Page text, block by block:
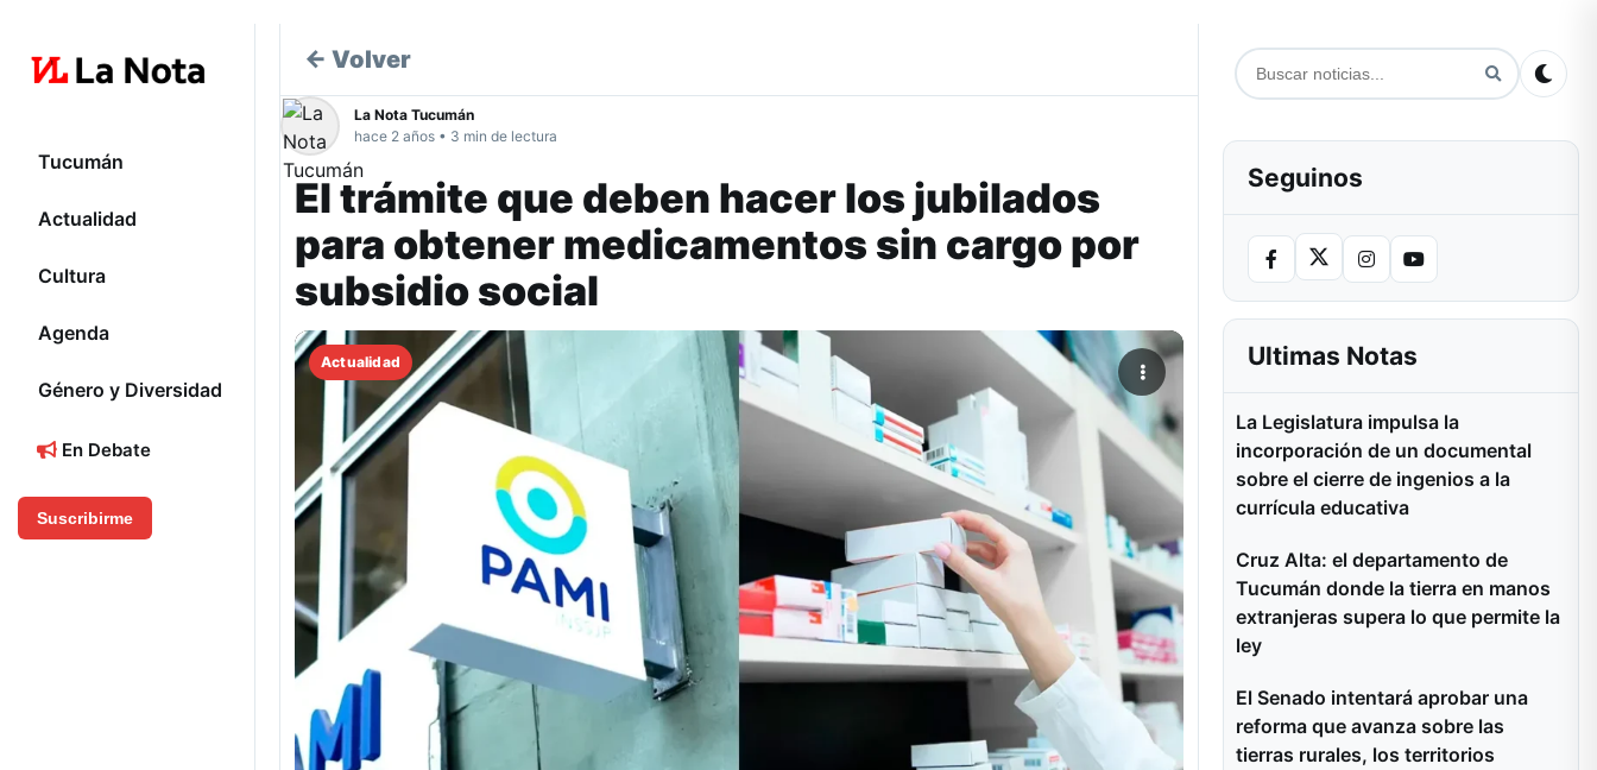
Tucumán
Actualidad
Cultura
Agenda
Género y Diversidad
En Debate
Suscribirme
← Volver
La Nota Tucumán
hace 2 años • 3 min de lectura
El trámite que deben hacer los jubilados
para obtener medicamentos sin cargo por
subsidio social
Actualidad
Seguinos
Ultimas Notas
La Legislatura impulsa la
incorporación de un documental
sobre el cierre de ingenios a la
currícula educativa
Cruz Alta: el departamento de
Tucumán donde la tierra en manos
extranjeras supera lo que permite la
ley
El Senado intentará aprobar una
reforma que avanza sobre las
tierras rurales, los territorios